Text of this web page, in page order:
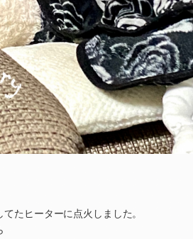
たヒーターに点火しました。